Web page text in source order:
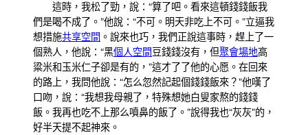
這時，我松了勁，說：“算了吧。看來這頓錢錢飯我
們是喝不成了。”他說：“不可。明天非吃上不可。”立逼我
想措施共享空間 。說來也巧，我們正說這事時，趕上了一
個熟人，他說：“黑個人空間豆錢錢沒有，但聚會場地高
粱米和玉米仁子卻是有的，”這才了了他的心愿。在回來
的路上，我問他說：“怎么忽然記起個錢錢飯來？”他嘆了
口吻，說：“我想我母親了，特殊想她白叟家熬的錢錢
飯。我再也吃不上那么噴鼻的飯了。”說得我也“灰灰”的，
好半天提不起神來。